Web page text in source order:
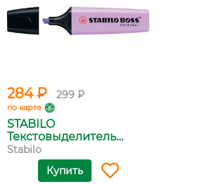
284 ₽ 299 ₽
по карте
STABILO
Текстовыделитель
Boss...
Stabilo
Купить